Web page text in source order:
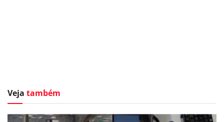
Veja também